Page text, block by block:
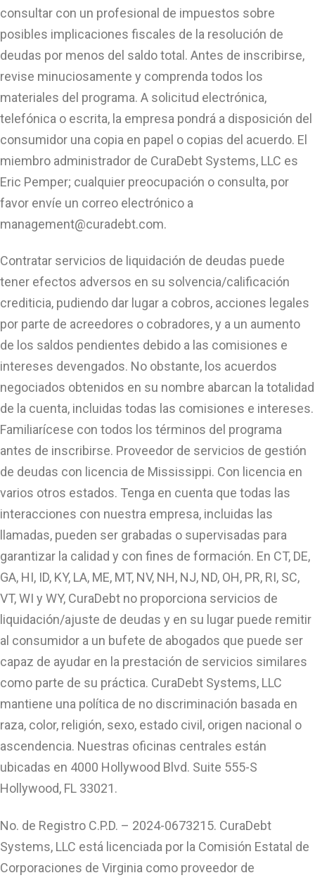
consultar con un profesional de impuestos sobre
posibles implicaciones fiscales de la resolución de
deudas por menos del saldo total. Antes de inscribirse,
revise minuciosamente y comprenda todos los
materiales del programa. A solicitud electrónica,
telefónica o escrita, la empresa pondrá a disposición del
consumidor una copia en papel o copias del acuerdo. El
miembro administrador de CuraDebt Systems, LLC es
Eric Pemper; cualquier preocupación o consulta, por
favor envíe un correo electrónico a
management@curadebt.com.
Contratar servicios de liquidación de deudas puede
tener efectos adversos en su solvencia/calificación
crediticia, pudiendo dar lugar a cobros, acciones legales
por parte de acreedores o cobradores, y a un aumento
de los saldos pendientes debido a las comisiones e
intereses devengados. No obstante, los acuerdos
negociados obtenidos en su nombre abarcan la totalidad
de la cuenta, incluidas todas las comisiones e intereses.
Familiarícese con todos los términos del programa
antes de inscribirse. Proveedor de servicios de gestión
de deudas con licencia de Mississippi. Con licencia en
varios otros estados. Tenga en cuenta que todas las
interacciones con nuestra empresa, incluidas las
llamadas, pueden ser grabadas o supervisadas para
garantizar la calidad y con fines de formación. En CT, DE,
GA, HI, ID, KY, LA, ME, MT, NV, NH, NJ, ND, OH, PR, RI, SC,
VT, WI y WY, CuraDebt no proporciona servicios de
liquidación/ajuste de deudas y en su lugar puede remitir
al consumidor a un bufete de abogados que puede ser
capaz de ayudar en la prestación de servicios similares
como parte de su práctica. CuraDebt Systems, LLC
mantiene una política de no discriminación basada en
raza, color, religión, sexo, estado civil, origen nacional o
ascendencia. Nuestras oficinas centrales están
ubicadas en 4000 Hollywood Blvd. Suite 555-S
Hollywood, FL 33021.
No. de Registro C.P.D. – 2024-0673215. CuraDebt
Systems, LLC está licenciada por la Comisión Estatal de
Corporaciones de Virginia como proveedor de